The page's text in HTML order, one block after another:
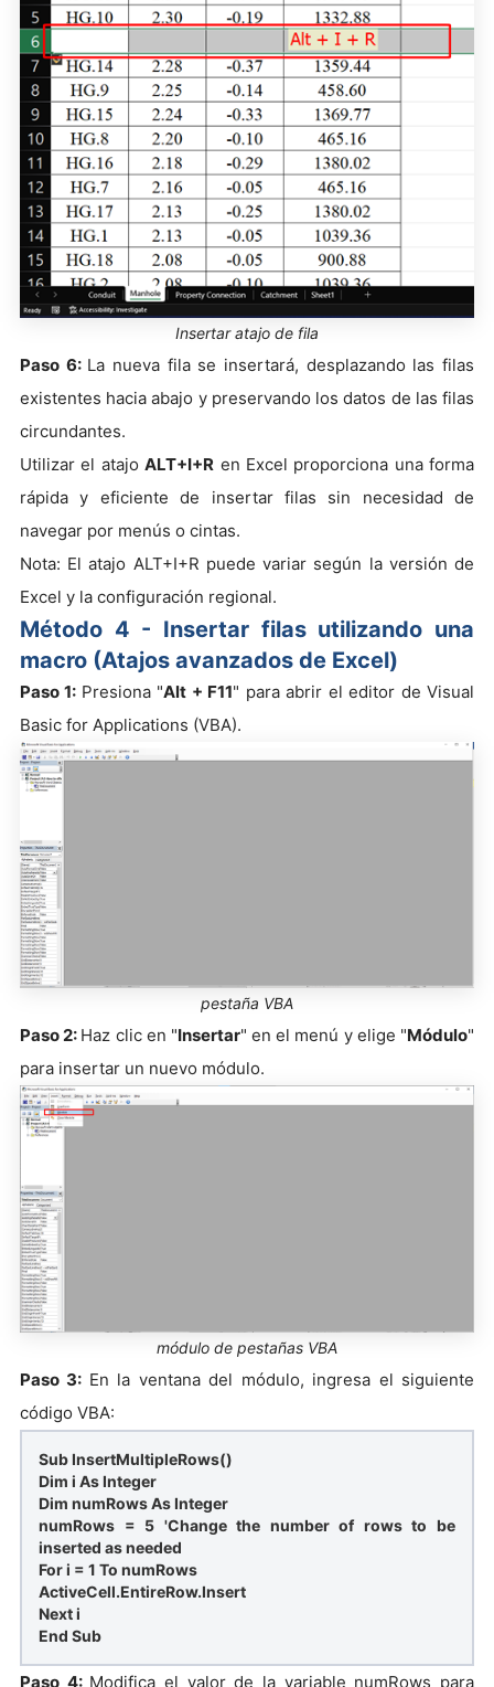
Insertar atajo de fila
Paso 6: La nueva fila se insertará, desplazando las filas
existentes hacia abajo y preservando los datos de las filas
circundantes.
Utilizar el atajoALT+I+R en Excel proporciona una forma
rápida y eficiente de insertar filas sin necesidad de
navegar por menús o cintas.
Nota: El atajo ALT+I+R puede variar según la versión de
Excel y la configuración regional.
Método 4 - Insertar filas utilizando una
macro (Atajos avanzados de Excel)
Paso 1: Presiona "Alt + F11" para abrir el editor de Visual
Basic for Applications (VBA).
pestaña VBA
Paso 2: Haz clic en "Insertar" en el menú y elige "Módulo"
para insertar un nuevo módulo.
módulo de pestañas VBA
Paso 3: En la ventana del módulo, ingresa el siguiente
código VBA:
Sub InsertMultipleRows()
Dim i As Integer
Dim numRows As Integer
numRows = 5 'Change the number of rows to be
inserted as needed
For i = 1 To numRows
ActiveCell.EntireRow.Insert
Next i
End Sub
Paso 4: Modifica el valor de la variable numRows para